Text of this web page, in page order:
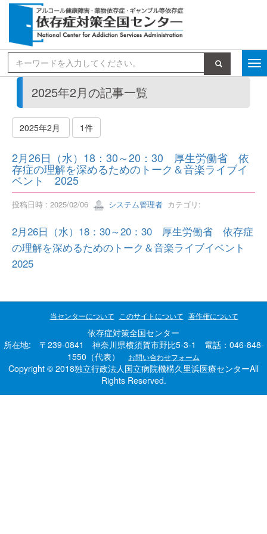
検索
2025年2月の記事一覧
2025年2月 1件
2月26日（水）18：30～20：30 厚生労働省 依
存症の理解を深めるためのトーク＆音楽ライブイ
ベント 2025
投稿日時 : 2025/02/06 システム管理者 カテゴリ:
2月26日（水）18：30～20：30 厚生労働省 依存症
の理解を深めるためのトーク＆音楽ライブイベント
2025
当センターについて このサイトについて 著作権について
依存症対策全国センター
所在地: 〒239-0841 神奈川県横須賀市野比5-3-1 電話：046-848-
1550（代表）
お問い合わせフォーム
Copyright © 2018独立行政法人国立病院機構久里浜医療センターAll
Rights Reserved.